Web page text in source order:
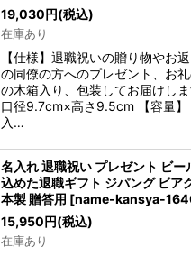
19,030円(税込)
在庫あり
【仕様】退職祝いの贈り物やお
の同僚の方へのプレゼント、お
の木箱入り、包装してお届けしま
口径9.7cm×高さ9.5cm 【容量
入…
名入れ 退職祝い プレゼント ビー
込めた退職ギフト ジパング ビア
本製 贈答用 [name-kansya-
15,950円(税込)
在庫あり